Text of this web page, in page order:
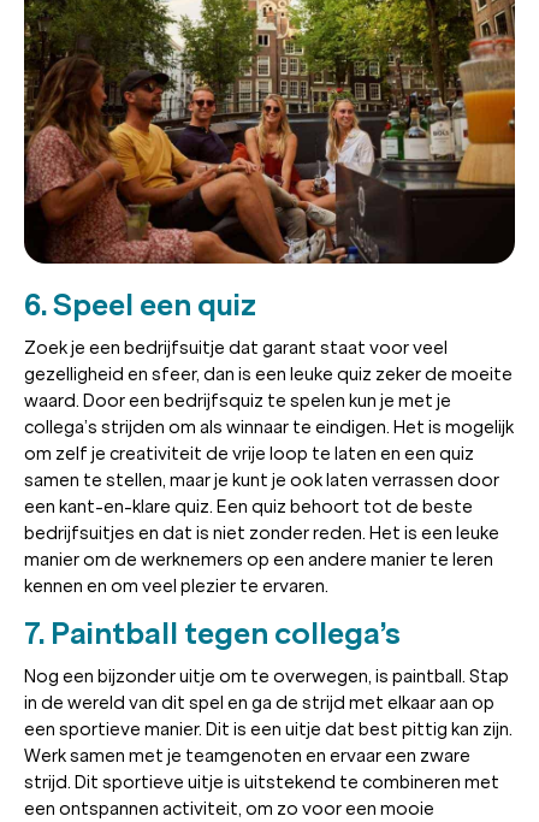
6. Speel een quiz
Zoek je een bedrijfsuitje dat garant staat voor veel
gezelligheid en sfeer, dan is een leuke quiz zeker de moeite
waard. Door een bedrijfsquiz te spelen kun je met je
collega’s strijden om als winnaar te eindigen. Het is mogelijk
om zelf je creativiteit de vrije loop te laten en een quiz
samen te stellen, maar je kunt je ook laten verrassen door
een kant-en-klare quiz. Een quiz behoort tot de beste
bedrijfsuitjes en dat is niet zonder reden. Het is een leuke
manier om de werknemers op een andere manier te leren
kennen en om veel plezier te ervaren.
7. Paintball tegen collega’s
Nog een bijzonder uitje om te overwegen, is paintball. Stap
in de wereld van dit spel en ga de strijd met elkaar aan op
een sportieve manier. Dit is een uitje dat best pittig kan zijn.
Werk samen met je teamgenoten en ervaar een zware
strijd. Dit sportieve uitje is uitstekend te combineren met
een ontspannen activiteit, om zo voor een mooie